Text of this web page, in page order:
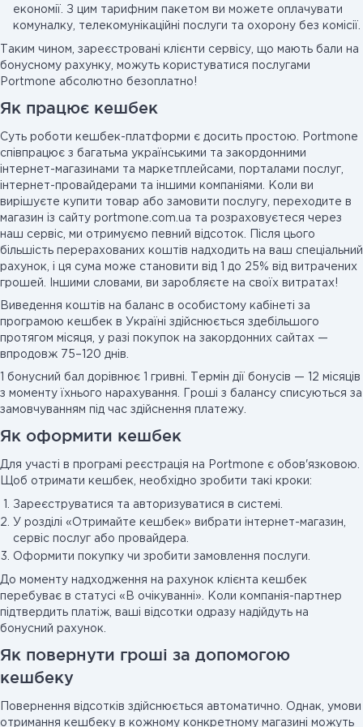
економії. З цим тарифним пакетом ви можете оплачувати
комуналку, телекомунікаційні послуги та охорону без комісії.
Таким чином, зареєстровані клієнти сервісу, що мають бали на
бонусному рахунку, можуть користуватися послугами
Portmone абсолютно безоплатно!
Як працює кешбек
Суть роботи кешбек-платформи є досить простою. Portmone
співпрацює з багатьма українськими та закордонними
інтернет-магазинами та маркетплейсами, порталами послуг,
інтернет-провайдерами та іншими компаніями. Коли ви
вирішуєте купити товар або замовити послугу, переходите в
магазин із сайту portmone.com.ua та розраховуєтеся через
наш сервіс, ми отримуємо певний відсоток. Після цього
більшість перерахованих коштів надходить на ваш спеціальний
рахунок, і ця сума може становити від 1 до 25% від витрачених
грошей. Іншими словами, ви заробляєте на своїх витратах!
Виведення коштів на баланс в особистому кабінеті за
програмою кешбек в Україні здійснюється здебільшого
протягом місяця, у разі покупок на закордонних сайтах —
впродовж 75–120 днів.
1 бонусний бал дорівнює 1 гривні. Термін дії бонусів — 12 місяців
з моменту їхнього нарахування. Гроші з балансу списуються за
замовчуванням під час здійснення платежу.
Як оформити кешбек
Для участі в програмі реєстрація на Portmone є обов'язковою.
Щоб отримати кешбек, необхідно зробити такі кроки:
Зареєструватися та авторизуватися в системі.
У розділі «Отримайте кешбек» вибрати інтернет-магазин,
сервіс послуг або провайдера.
Оформити покупку чи зробити замовлення послуги.
До моменту надходження на рахунок клієнта кешбек
перебуває в статусі «В очікуванні». Коли компанія-партнер
підтвердить платіж, ваші відсотки одразу надійдуть на
бонусний рахунок.
Як повернути гроші за допомогою
кешбеку
Повернення відсотків здійснюється автоматично. Однак, умови
отримання кешбеку в кожному конкретному магазині можуть